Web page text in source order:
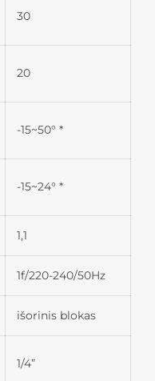
30
20
-15~50° *
-15~24° *
1,1
1f/220-240/50Hz
išorinis blokas
1/4”